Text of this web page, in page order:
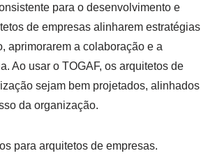
para o desenvolvimento e
de empresas alinharem estratégias
aprimorarem a colaboração e a
Ao usar o TOGAF, os arquitetos de
sejam bem projetados, alinhados
da organização.
para arquitetos de empresas.